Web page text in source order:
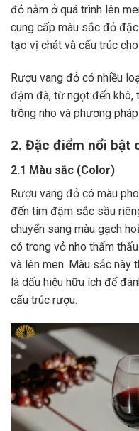
đỏ nằm ở quá trình lên
cung cấp màu sắc đỏ
tạo vị chát và cấu trúc
Rượu vang đỏ có nhiều
đậm đà, từ ngọt đến khô,
trồng nho và phương
2. Đặc điểm nổi bật
2.1 Màu sắc (Color)
Rượu vang đỏ có màu
đến tím đậm sắc sầu
chuyển sang màu gạch
có trong vỏ nho thẩm
và lên men. Màu sắc này
là dấu hiệu hữu ích để
cấu trúc rượu.